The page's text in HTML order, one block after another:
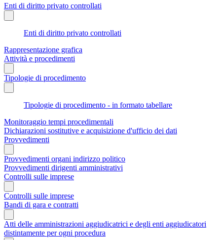
Enti di diritto privato controllati
Enti di diritto privato controllati
Rappresentazione grafica
Attività e procedimenti
Tipologie di procedimento
Tipologie di procedimento - in formato tabellare
Monitoraggio tempi procedimentali
Dichiarazioni sostitutive e acquisizione d'ufficio dei dati
Provvedimenti
Provvedimenti organi indirizzo politico
Provvedimenti dirigenti amministrativi
Controlli sulle imprese
Controlli sulle imprese
Bandi di gara e contratti
Atti delle amministrazioni aggiudicatrici e degli enti aggiudicatori
distintamente per ogni procedura